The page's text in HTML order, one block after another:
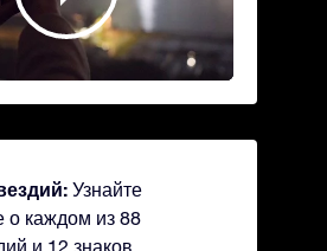
Узнайте
о каждом из 88
и 12 знаков